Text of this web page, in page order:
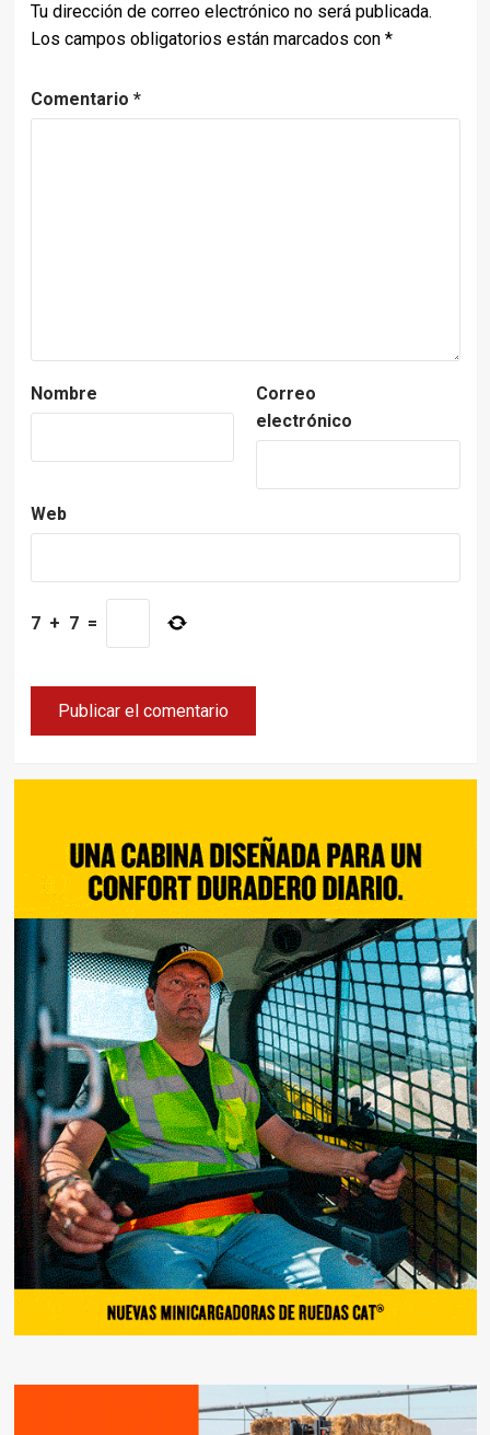
Tu dirección de correo electrónico no será publicada.
Los campos obligatorios están marcados con *
Comentario *
Nombre
Correo
electrónico
Web
7 + 7 =